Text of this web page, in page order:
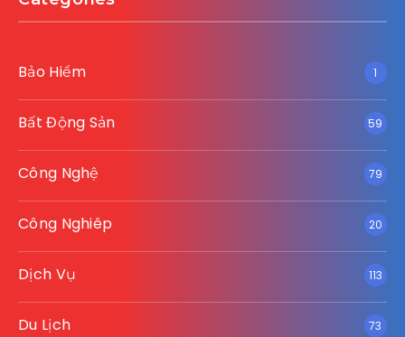
Bảo Hiểm 1
Bất Động Sản 59
Công Nghệ 79
Công Nghiêp 20
Dịch Vụ 113
Du Lịch 73